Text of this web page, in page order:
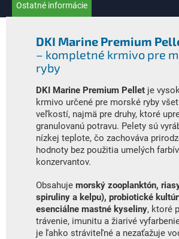
Ostatné informácie
DKI Marine Premium
– kompletné krmivo pre
ryby
DKI Marine Premium Pellet je
krmivo určené pre morské ryby
veľkostí, najmä pre druhy, ktoré
granulovanú potravu. Pelety sú
nízkej teplote, čo zachováva
hodnoty bez použitia umelých
konzervantov.
Obsahuje morský zooplanktón,
spiruliny a kelpu), probiotické
esenciálne mastné kyseliny, ktoré
trávenie, imunitu a žiarivé
je ľahko stráviteľné a nezaťažuje